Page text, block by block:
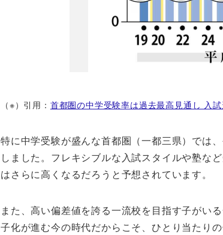
（※）引用： 首都圏の中学受験率は過去最高見通し 入
特に中学受験が盛んな首都圏（一都三県）では
しました。フレキシブルな入試スタイルや塾な
はさらに高くなるだろうと予想されています。
また、高い偏差値を誇る一流校を目指す子がい
子化が進む今の時代だからこそ、ひとり当たり